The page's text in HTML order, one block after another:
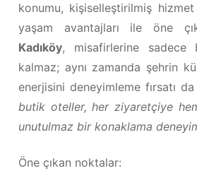
konumu, kişiselleştirilmiş hizmet
yaşam avantajları ile öne
Kadıköy, misafirlerine sadece
kalmaz; aynı zamanda şehrin
enerjisini deneyimleme fırsatı
butik oteller, her ziyaretçiye
unutulmaz bir konaklama
Öne çıkan noktalar: